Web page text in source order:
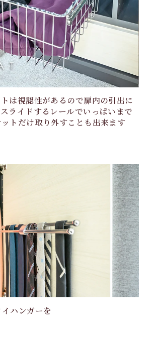
は視認性があるので扉内の引出に
ライドするレールでいっぱいまで
トだけ取り外すことも出来ます
ハンガーを